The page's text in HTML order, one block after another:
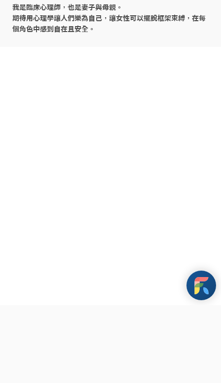
我是臨床心理師，也是妻子與母親。
期待用心理學讓人們樂為自己，讓女性可以擺脫框架束縛，在每
個角色中感到自在且安全。